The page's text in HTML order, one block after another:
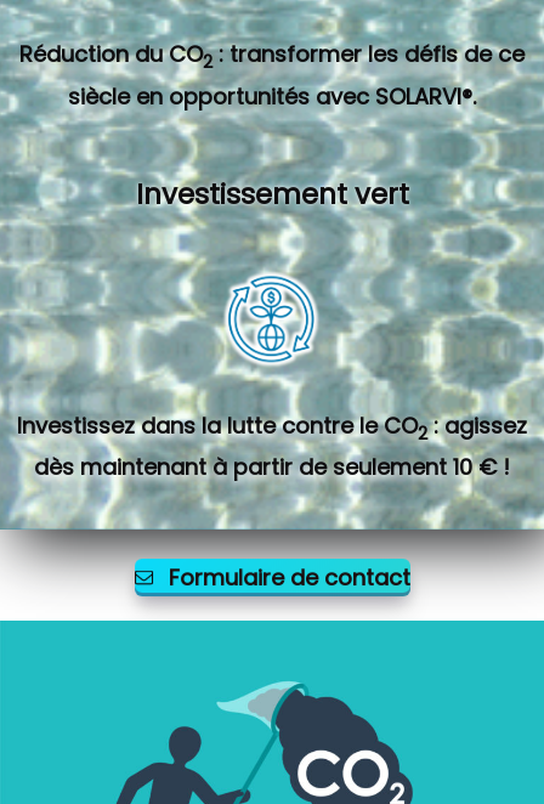
Réduction du CO2 : transformer les défis de ce
siècle en opportunités avec SOLARVI®.
Investissement vert
Investissez dans la lutte contre le CO2 : agissez
dès maintenant à partir de seulement 10 € !
Formulaire de contact